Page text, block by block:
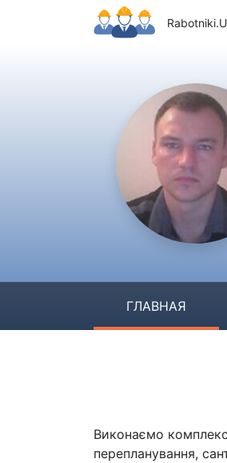
ГЛАВНАЯ
Виконаємо
перепланування,